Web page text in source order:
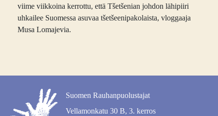
viime viikkoina kerrottu, että Tšetšenian johdon lähipiiri
uhkailee Suomessa asuvaa tšetšeenipakolaista, vloggaaja
Musa Lomajevia.
Suomen Rauhanpuolustajat
Vellamonkatu 30 B, 3. kerros